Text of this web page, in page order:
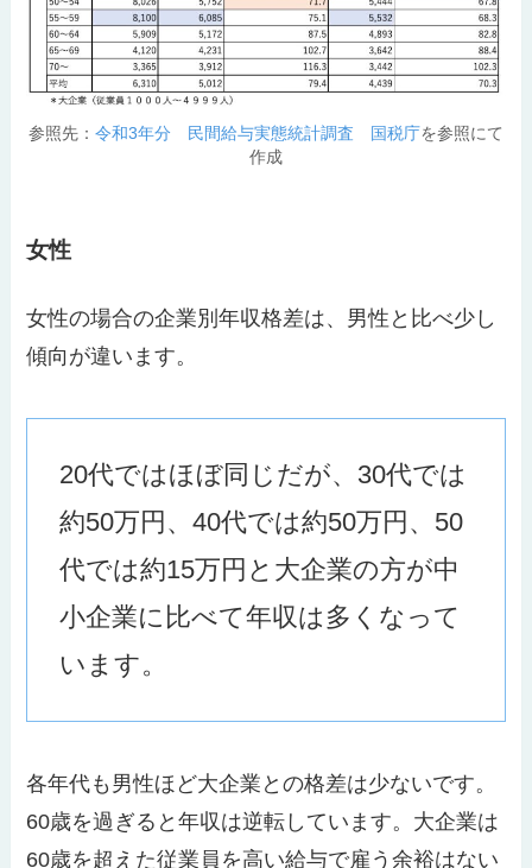
参照先： 令和3年分 民間給与実態統計調査 国税庁を参照にて
作成
女性
女性の場合の企業別年収格差は、男性と比べ少し
傾向が違います。
20代ではほぼ同じだが、30代では
約50万円、40代では約50万円、50
代では約15万円と大企業の方が中
小企業に比べて年収は多くなって
います。
各年代も男性ほど大企業との格差は少ないです。
60歳を過ぎると年収は逆転しています。大企業は
60歳を超えた従業員を高い給与で雇う余裕はない